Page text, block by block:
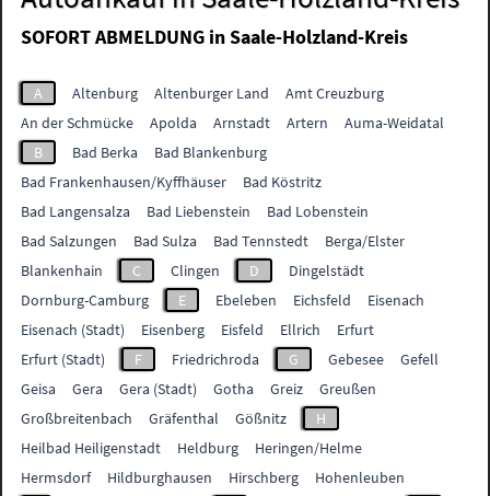
SOFORT ABMELDUNG inSaale-Holzland-Kreis
A Altenburg Altenburger Land
Amt Creuzburg
An der Schmücke
Apolda Arnstadt Artern
Auma-Weidatal
B
Bad Berka
Bad Blankenburg
Bad Frankenhausen/Kyffhäuser
Bad Köstritz
Bad Langensalza
Bad Liebenstein
Bad Lobenstein
Bad Salzungen
Bad Sulza Bad Tennstedt
Berga/Elster
Blankenhain
C Clingen D
Dingelstädt
Dornburg-Camburg
E Ebeleben Eichsfeld
Eisenach
Eisenach (Stadt)
Eisenberg Eisfeld Ellrich
Erfurt
Erfurt (Stadt)
F Friedrichroda G Gebesee
Gefell
Geisa
Gera Gera (Stadt) Gotha Greiz
Greußen
Großbreitenbach
Gräfenthal Gößnitz
H
Heilbad Heiligenstadt
Heldburg
Heringen/Helme
Hermsdorf
Hildburghausen Hirschberg
Hohenleuben